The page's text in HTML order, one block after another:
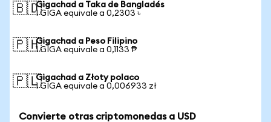
🇧🇩Gigachad a Taka de Bangladés
1 GIGA equivale a 0,2303 ৳
🇵🇭Gigachad a Peso Filipino
1 GIGA equivale a 0,1133 ₱
🇵🇱Gigachad a Złoty polaco
1 GIGA equivale a 0,006933 zł
Convierte otras criptomonedas a USD